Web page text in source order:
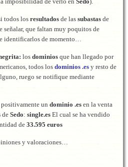
todos los resultados de las subastas de
señalar, que faltan muy poquitos de
identificarlos de momento…
los dominios que han llegado por
todos los dominios .es y resto de
ruego se notifique mediante
positivamente un dominio .es en la venta
de Sedo: single.es El cual se ha vendido
de 33.595 euros
y valoraciones…